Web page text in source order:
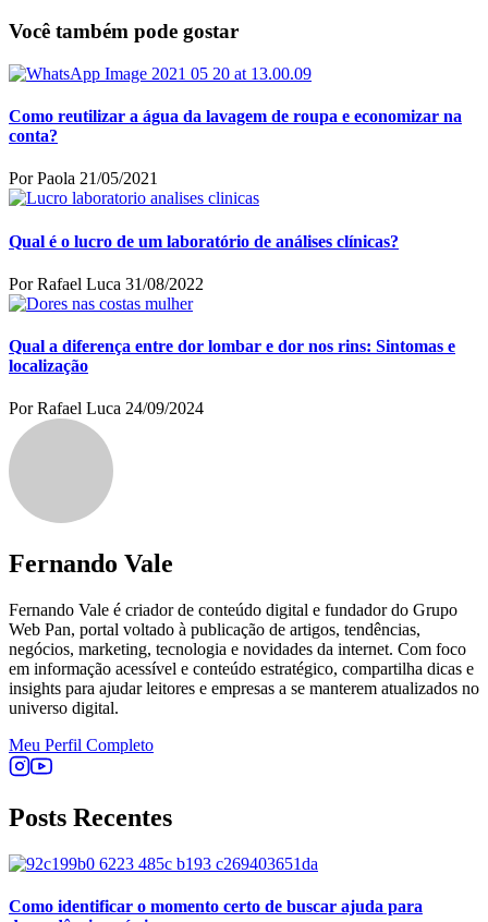
Você também pode gostar
Como reutilizar a água da lavagem de roupa e economizar na
conta?
Por Paola 21/05/2021
Qual é o lucro de um laboratório de análises clínicas?
Por Rafael Luca 31/08/2022
Qual a diferença entre dor lombar e dor nos rins: Sintomas e
localização
Por Rafael Luca 24/09/2024
Fernando Vale
Fernando Vale é criador de conteúdo digital e fundador do Grupo
Web Pan, portal voltado à publicação de artigos, tendências,
negócios, marketing, tecnologia e novidades da internet. Com foco
em informação acessível e conteúdo estratégico, compartilha dicas e
insights para ajudar leitores e empresas a se manterem atualizados no
universo digital.
Meu Perfil Completo
Posts Recentes
Como identificar o momento certo de buscar ajuda para